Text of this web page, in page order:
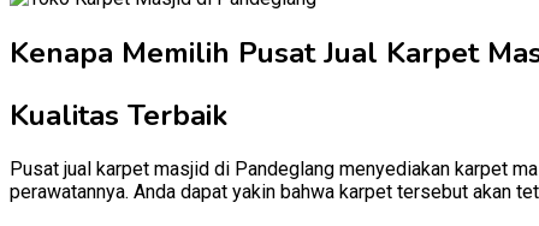
Kenapa Memilih Pusat Jual Karpet
Kualitas Terbaik
Pusat jual karpet masjid di Pandeglang menyediakan karpet
perawatannya. Anda dapat yakin bahwa karpet tersebut akan